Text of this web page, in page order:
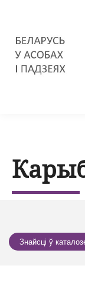
Знайсці ў